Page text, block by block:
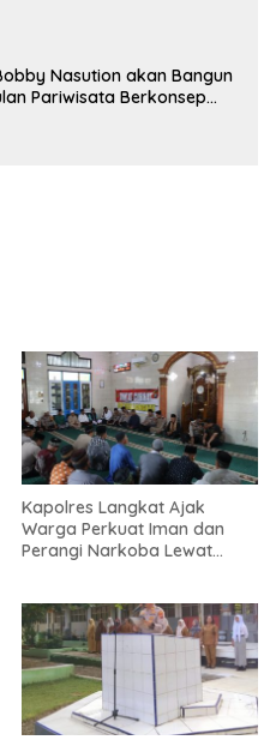
Nasution akan Bangun
Pariwisata Berkonsep
Kapolres Langkat Ajak
Warga Perkuat Iman dan
Perangi Narkoba Lewat